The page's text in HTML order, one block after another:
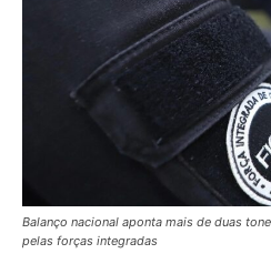
Balanço nacional aponta mais de duas
pelas forças integradas